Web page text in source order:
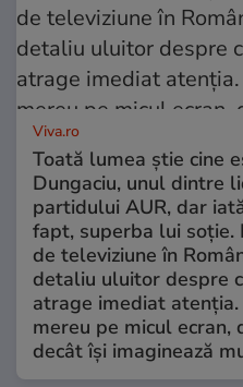
Viva.ro
Toată lumea știe cine
Dungaciu, unul dintre
partidului AUR, dar
fapt, superba lui soție.
de televiziune în
detaliu uluitor despre
atrage imediat
mereu pe micul
decât își imaginează